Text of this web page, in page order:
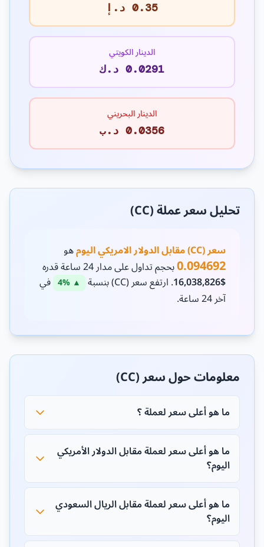
0.35 د.إ
الدينار الكويتي
0.0291 د.ك
الدينار البحريني
0.0356 د.ب
تحليل سعر عملة (CC)
سعر (CC) مقابل الدولار الامريكي اليوم هو
0.094692بحجم تداول على مدار 24 ساعة قدره
$16,038,826 . ارتفع سعر (CC) بنسبة ▲ 4%
في
آخر 24 ساعة.
معلومات حول سعر (CC)
ما هو أعلى سعر لعملة ؟
ما هو أعلى سعر لعملة مقابل الدولار الأمريكي
اليوم؟
ما هو أعلى سعر لعملة مقابل الريال السعودي
اليوم؟